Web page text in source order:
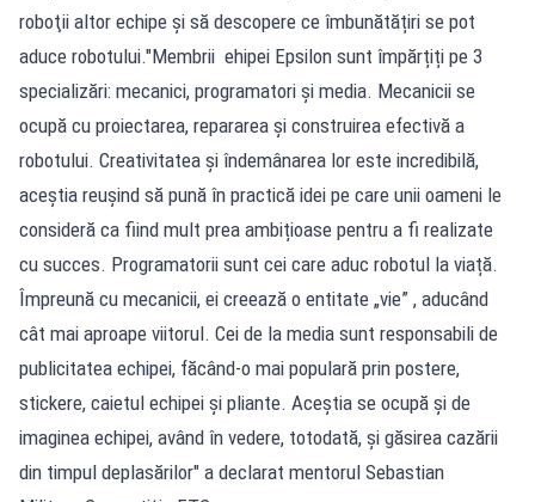
roboţii altor echipe şi să descopere ce îmbunătățiri se pot
aduce robotului."Membrii ehipei Epsilon sunt împărțiți pe 3
specializări: mecanici, programatori și media. Mecanicii se
ocupă cu proiectarea, repararea și construirea efectivă a
robotului. Creativitatea și îndemânarea lor este incredibilă,
aceștia reușind să pună în practică idei pe care unii oameni le
consideră ca fiind mult prea ambițioase pentru a fi realizate
cu succes. Programatorii sunt cei care aduc robotul la viață.
Împreună cu mecanicii, ei creează o entitate „vie” , aducând
cât mai aproape viitorul. Cei de la media sunt responsabili de
publicitatea echipei, făcând-o mai populară prin postere,
stickere, caietul echipei și pliante. Aceștia se ocupă și de
imaginea echipei, având în vedere, totodată, și găsirea cazării
din timpul deplasărilor" a declarat mentorul Sebastian